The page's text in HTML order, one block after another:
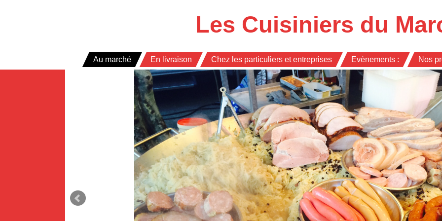
Les Cuisiniers du
Au marché En livraison Chez les particuliers et entreprises Evènements : Nos